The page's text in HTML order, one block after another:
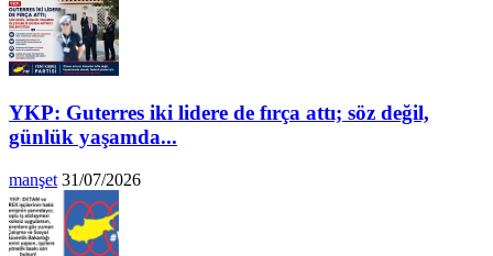
YKP: Guterres iki lidere de fırça attı; söz değil,
günlük yaşamda...
manşet 31/07/2026